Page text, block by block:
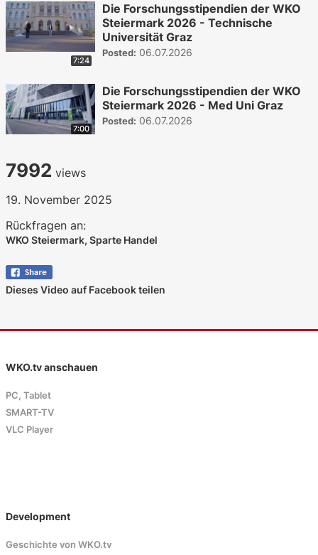
7:24
Die Forschungsstipendien der WKO
Steiermark 2026 - Technische
Universität Graz
Posted: 06.07.2026
7:00
Die Forschungsstipendien der WKO
Steiermark 2026 - Med Uni Graz
Posted: 06.07.2026
7992 views
19. November 2025
Rückfragen an:
WKO Steiermark, Sparte Handel
Dieses Video auf Facebook teilen
WKO.tv anschauen
PC, Tablet
SMART-TV
VLC Player
Development
Geschichte von WKO.tv